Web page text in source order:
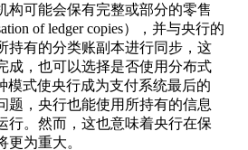
构可能会保有完整或部分的零售
of ledger copies），并与央行的
持有的分类账副本进行同步，这
成，也可以选择是否使用分布式
模式使央行成为支付系统最后的
题，央行也能使用所持有的信息
行。然而，这也意味着央行在保
为重大。